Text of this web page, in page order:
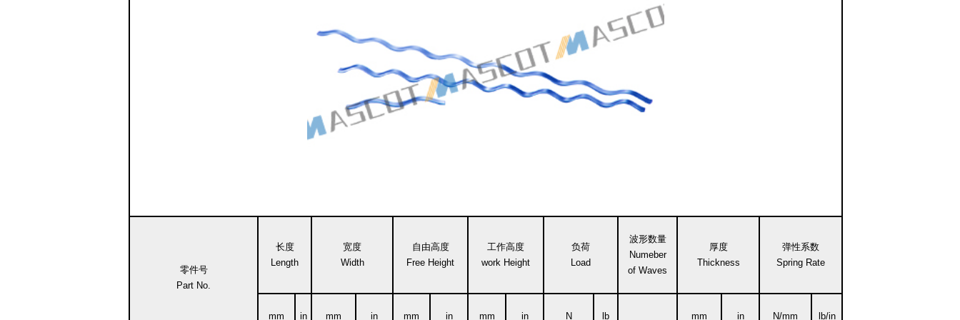
零件号
Part No.
长度
Length
宽度
Width
自由高度
Free Height
工作高度
work Height
负荷
Load
波形数量
Numeber
of Waves
厚度
Thickness
弹性系数
Spring Rate
mm in mm in mm in mm in N lb mm in N/mm lb/in